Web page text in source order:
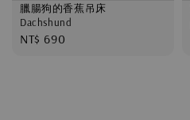
臘腸狗的香蕉吊床
Dachshund
Regular
NT$ 690